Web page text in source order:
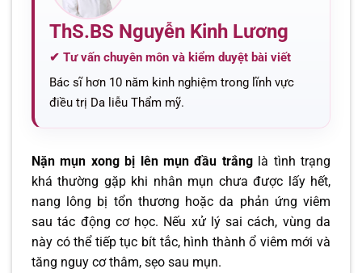
ThS.BS Nguyễn Kinh Lương
✔ Tư vấn chuyên môn và kiểm duyệt bài viết
Bác sĩ hơn 10 năm kinh nghiệm trong lĩnh vực
điều trị Da liễu Thẩm mỹ.
Nặn mụn xong bị lên mụn đầu trắnglà tình trạng
khá thường gặp khi nhân mụn chưa được lấy hết,
nang lông bị tổn thương hoặc da phản ứng viêm
sau tác động cơ học. Nếu xử lý sai cách, vùng da
này có thể tiếp tục bít tắc, hình thành ổ viêm mới và
tăng nguy cơ thâm, sẹo sau mụn.